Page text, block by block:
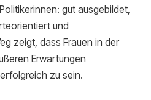
gut ausgebildet,
und
zeigt, dass Frauen in der
Erwartungen
zu sein.